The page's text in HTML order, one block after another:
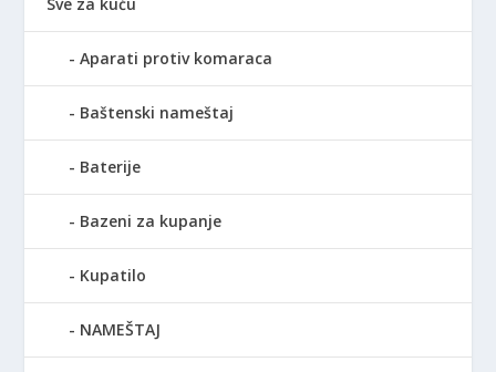
Aparati protiv komaraca
Baštenski nameštaj
Baterije
Bazeni za kupanje
Kupatilo
NAMEŠTAJ